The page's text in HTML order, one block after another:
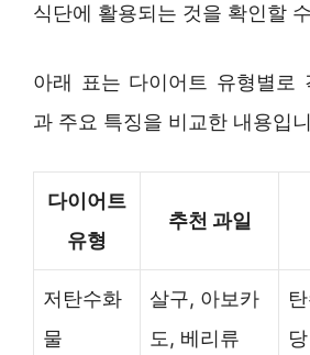
식단에 활용되는 것을 확인할
아래 표는 다이어트 유형별로
과 주요 특징을 비교한 내용입
다이어트
유형
추천 과일
저탄수화
물
살구, 아보카
도, 베리류